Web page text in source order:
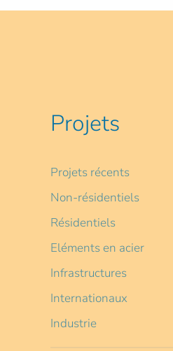
Projets
Projets récents
Non-résidentiels
Résidentiels
Eléments en acier
Infrastructures
Internationaux
Industrie